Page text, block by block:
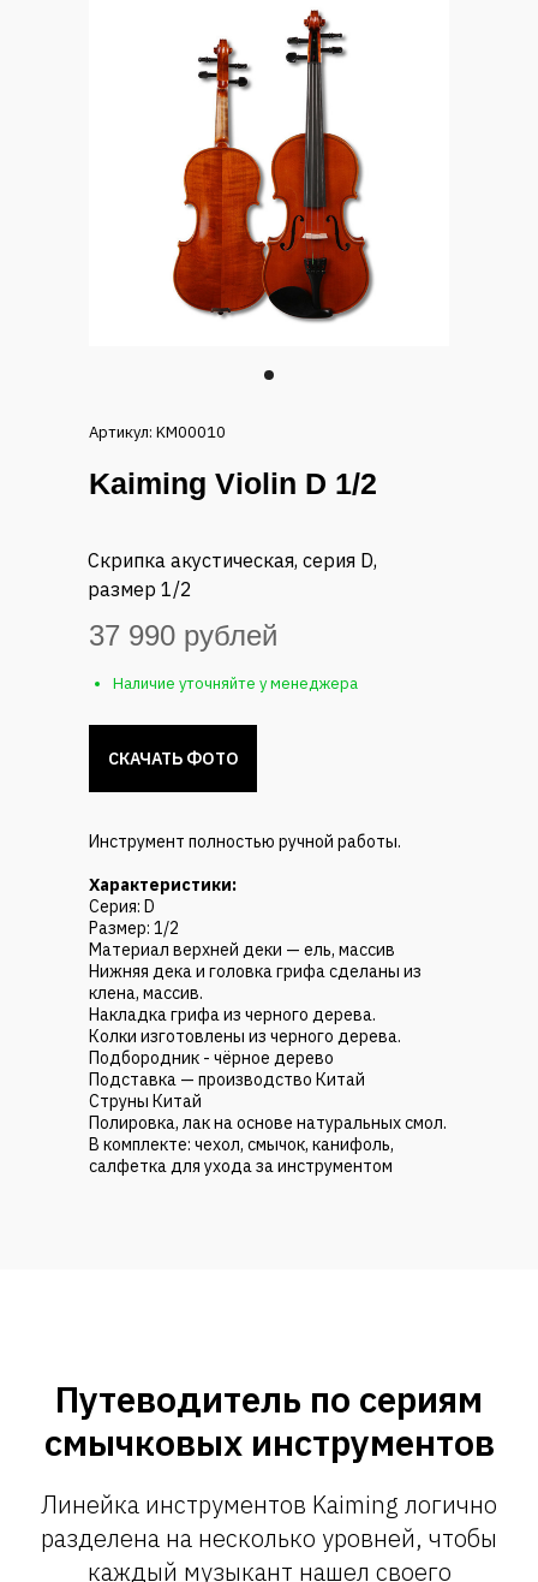
Kaiming Violin D 1/2
Скрипка акустическая, серия D,
размер 1/2
37 990 рублей
Инструмент полностью ручной работы.
Характеристики:
Серия: D
Размер: 1/2
Материал верхней деки — ель, массив
Нижняя дека и головка грифа сделаны из
клена, массив.
Накладка грифа из черного дерева.
Колки изготовлены из черного дерева.
Подбородник - чёрное дерево
Подставка — производство Китай
Струны Китай
Полировка, лак на основе натуральных смол.
В комплекте: чехол, смычок, канифоль,
салфетка для ухода за инструментом
Наличие уточняйте у менеджера
СКАЧАТЬ ФОТО
Артикул: KM00010
Путеводитель по сериям
смычковых инструментов
Линейка инструментов Kaiming логично
разделена на несколько уровней, чтобы
каждый музыкант нашел своего